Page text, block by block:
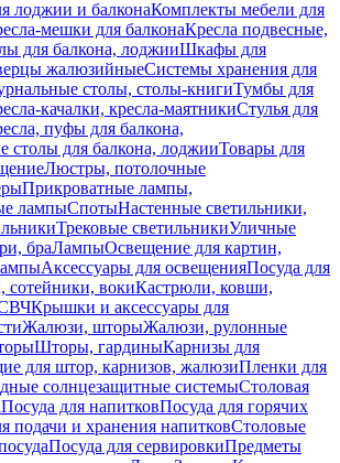
лоджии и балконаКомплекты мебели для
мешки для балконаКресла подвесные,
для балкона, лоджииШкафы для
жалюзийныеСистемы хранения для
столы, столы-книгиТумбы для
качалки, кресла-маятникиСтулья для
пуфы для балкона,
столы для балкона, лоджииТовары для
Люстры, потолочные
Прикроватные лампы,
лампыСпотыНастенные светильники,
Трековые светильникиУличные
браЛампыОсвещение для картин,
Аксессуары для освещенияПосуда для
сотейники, вокиКастрюли, ковши,
Крышки и аксессуары для
Жалюзи, шторыЖалюзи, рулонные
Шторы, гардиныКарнизы для
для штор, карнизов, жалюзиПленки для
солнцезащитные системыСтоловая
Посуда для напитковПосуда для горячих
подачи и хранения напитковСтоловые
Посуда для сервировкиПредметы